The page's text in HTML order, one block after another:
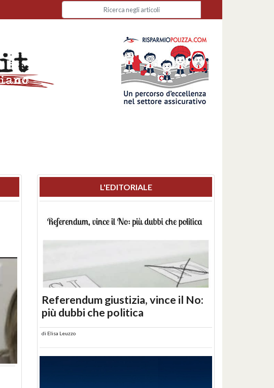
L'EDITORIALE
Referendum giustizia, vince il No:
più dubbi che politica
di Elisa Leuzzo